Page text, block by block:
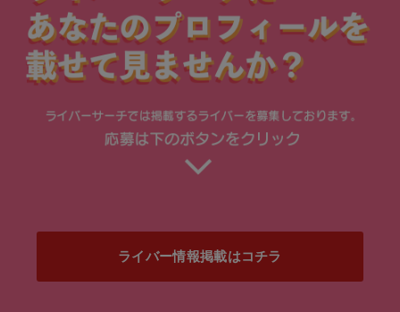
ライバー情報掲載はコチラ